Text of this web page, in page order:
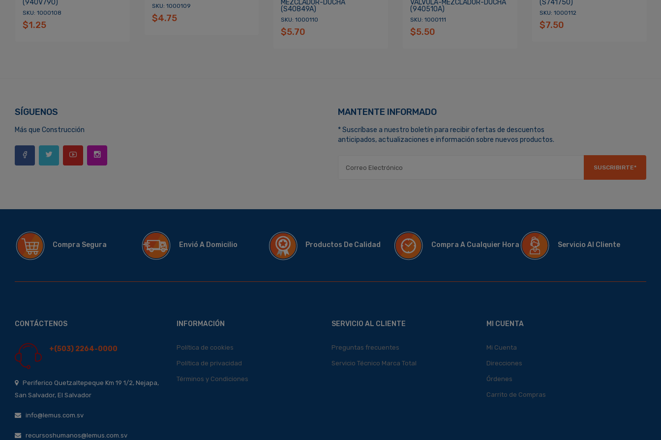
(940V790)
SKU: 1000108
$1.25
SKU: 1000109
$4.75
MEZCLADOR-DUCHA
(S40849A)
SKU: 1000110
$5.70
VÁLVULA-MEZCLADOR-DUCHA
(940510A)
SKU: 1000111
$5.50
(S741750)
SKU: 1000112
$7.50
SÍGUENOS
Más que Construcción
MANTENTE INFORMADO
* Suscríbase a nuestro boletín para recibir ofertas de descuentos
anticipados, actualizaciones e información sobre nuevos productos.
SUSCRIBIRTE*
Compra Segura Envió A Domicilio Productos De Calidad Compra A Cualquier Hora Servicio Al Cliente
CONTÁCTENOS
+(503) 2264-0000
Periferico Quetzaltepeque Km 19 1/2, Nejapa,
San Salvador, El Salvador
info@lemus.com.sv
recursoshumanos@lemus.com.sv
INFORMACIÓN
Política de cookies
Política de privacidad
Términos y Condiciones
SERVICIO AL CLIENTE
Preguntas frecuentes
Servicio Técnico Marca Total
MI CUENTA
Mi Cuenta
Direcciones
Órdenes
Carrito de Compras